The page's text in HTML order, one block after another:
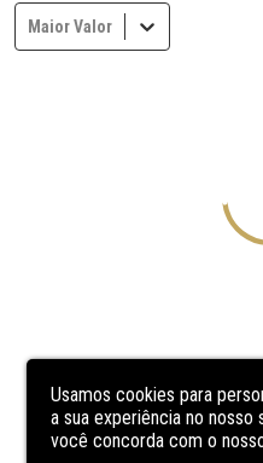
Usamos cookies para
a sua experiência no nosso
você concorda com o
Maior Valor